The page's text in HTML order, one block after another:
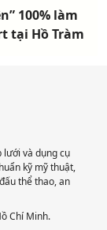
100% làm
tại Hồ Tràm
lưới và dụng cụ
kỹ mỹ thuật,
thể thao, an
Chí Minh.